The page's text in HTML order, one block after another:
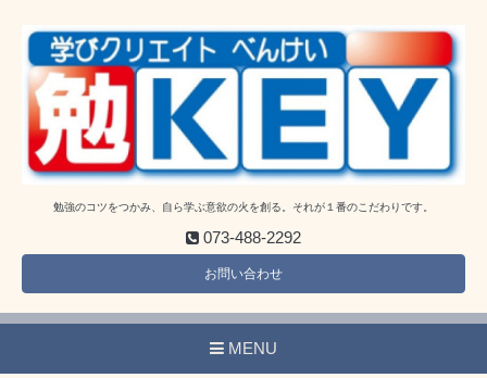
勉強のコツをつかみ、自ら学ぶ意欲の火を創る。それが１番のこだわりです。
073-488-2292
お問い合わせ
MENU